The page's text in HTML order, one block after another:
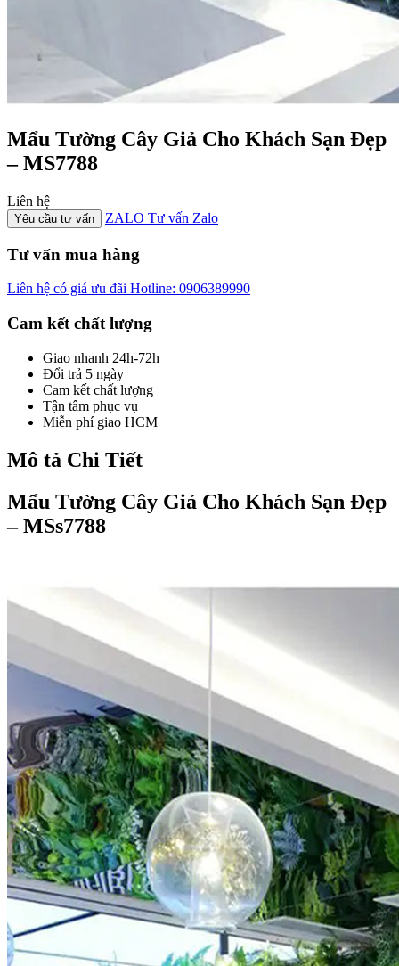
Mẩu Tường Cây Giả Cho Khách Sạn Đẹp
– MS7788
Liên hệ
Yêu cầu tư vấn ZALO Tư vấn Zalo
Tư vấn mua hàng
Liên hệ có giá ưu đãi Hotline: 0906389990
Cam kết chất lượng
Giao nhanh 24h-72h
Đổi trả 5 ngày
Cam kết chất lượng
Tận tâm phục vụ
Miễn phí giao HCM
Mô tả Chi Tiết
Mẩu Tường Cây Giả Cho Khách Sạn Đẹp
– MSs7788